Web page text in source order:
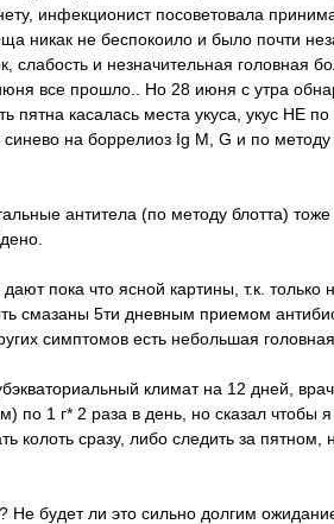
инфекционист посоветовала
никак не беспокоило и было почти
слабость и незначительная головная
все прошло.. Но 28 июня с утра
пятна касалась места укуса, укус НЕ
на боррелиоз Ig M, G и по
антитела (по методу блотта)
пока что ясной картины, т.к.
смазаны 5ти дневным приемом
симптомов есть небольшая
климат на 12 дней,
по 1 г* 2 раза в день, но сказал
колоть сразу, либо следить за
Не будет ли это сильно долгим